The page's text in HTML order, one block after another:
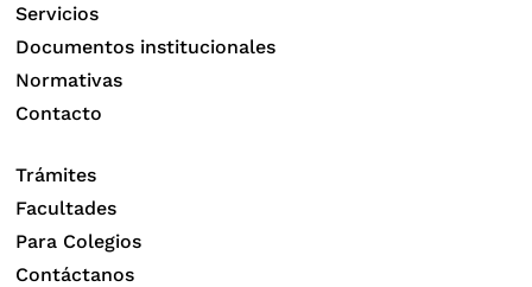
Servicios
Documentos institucionales
Normativas
Contacto
Trámites
Facultades
Para Colegios
Contáctanos